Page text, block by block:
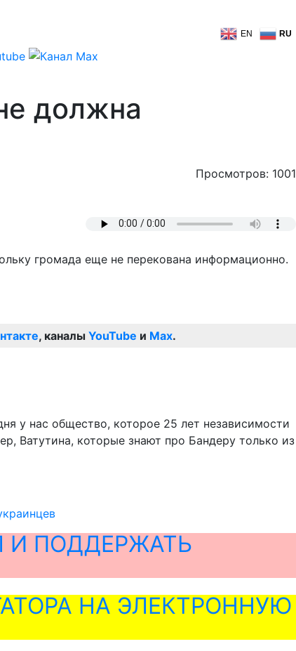
EN RU
должна
Просмотров: 1001
громада еще не перекована информационно.
, каналы YouTube и Max.
у нас общество, которое 25 лет независимости
Ватутина, которые знают про Бандеру только из
И ПОДДЕРЖАТЬ
НА ЭЛЕКТРОННУЮ